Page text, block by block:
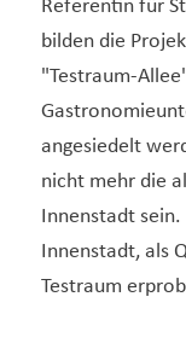
Referentin für
bilden die
"Testraum-
angesiedelt
nicht mehr die
Innenstadt
Innenstadt, als
Testraum